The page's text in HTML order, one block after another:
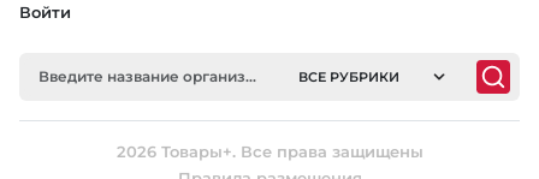
Войти
ВСЕ РУБРИКИ
2026 Товары+. Все права защищены